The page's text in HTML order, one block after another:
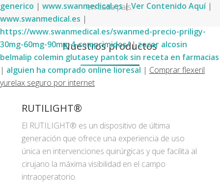
generico | www.swanmedical.es|Ver Contenido Aquí|
www.swanmedical.es |
https://www.swanmedical.es/swanmed-precio-priligy-
30mg-60mg-90mg-4-comprimidos/|zocor alcosin
belmalip colemin glutasey pantok sin receta en farmacias
| alguien ha comprado online lioresal | Comprar flexeril
yurelax seguro por internet
en cada país.
Nuestros productos
RUTILIGHT®
El RUTILIGHT® es un dispositivo de última
generación que ofrece una experiencia de uso
única en intervenciones quirúrgicas y que facilita al
cirujano la máxima visibilidad en el campo
intraoperatorio.